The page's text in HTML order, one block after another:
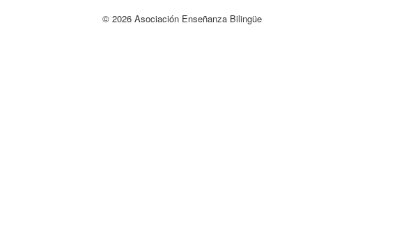
© 2026 Asociación Enseñanza Bilingüe